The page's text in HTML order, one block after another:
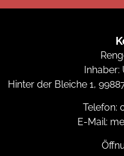
Inhaber:
Hinter der Bleiche 1,
Telefon:
E-Mail: